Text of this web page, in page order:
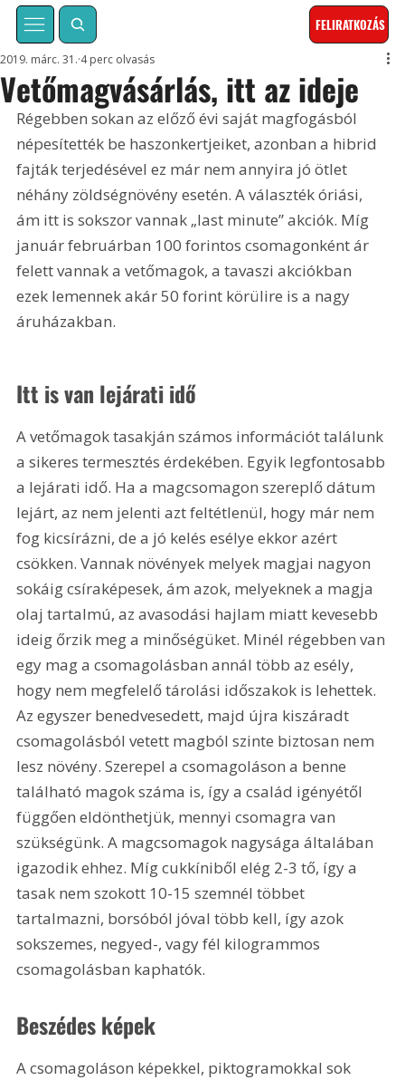
FELIRATKOZÁS
Vetőmagvásárlás, itt az ideje
2019. márc. 31. 4 perc olvasás
Régebben sokan az előző évi saját magfogásból
népesítették be haszonkertjeiket, azonban a hibrid
fajták terjedésével ez már nem annyira jó ötlet
néhány zöldségnövény esetén. A választék óriási,
ám itt is sokszor vannak „last minute” akciók. Míg
január februárban 100 forintos csomagonként ár
felett vannak a vetőmagok, a tavaszi akciókban
ezek lemennek akár 50 forint körülire is a nagy
áruházakban.
Itt is van lejárati idő
A vetőmagok tasakján számos információt találunk
a sikeres termesztés érdekében. Egyik legfontosabb
a lejárati idő. Ha a magcsomagon szereplő dátum
lejárt, az nem jelenti azt feltétlenül, hogy már nem
fog kicsírázni, de a jó kelés esélye ekkor azért
csökken. Vannak növények melyek magjai nagyon
sokáig csíraképesek, ám azok, melyeknek a magja
olaj tartalmú, az avasodási hajlam miatt kevesebb
ideig őrzik meg a minőségüket. Minél régebben van
egy mag a csomagolásban annál több az esély,
hogy nem megfelelő tárolási időszakok is lehettek.
Az egyszer benedvesedett, majd újra kiszáradt
csomagolásból vetett magból szinte biztosan nem
lesz növény. Szerepel a csomagoláson a benne
található magok száma is, így a család igényétől
függően eldönthetjük, mennyi csomagra van
szükségünk. A magcsomagok nagysága általában
igazodik ehhez. Míg cukkíniből elég 2-3 tő, így a
tasak nem szokott 10-15 szemnél többet
tartalmazni, borsóból jóval több kell, így azok
sokszemes, negyed-, vagy fél kilogrammos
csomagolásban kaphatók.
Beszédes képek
A csomagoláson képekkel, piktogramokkal sok